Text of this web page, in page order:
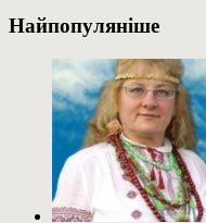
Найпопуляніше